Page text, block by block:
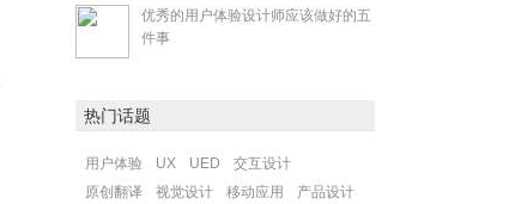
优秀的用户体验设计师应该做好的五
件事
热门话题
用户体验 UX UED
交互设计
原创翻译
视觉设计 移动应用
产品设计